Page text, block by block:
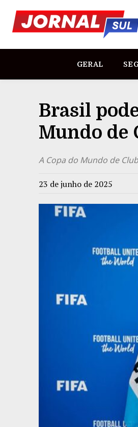
GERAL
Brasil
Mundo de
A Copa do Mundo de
23 de junho de 2025